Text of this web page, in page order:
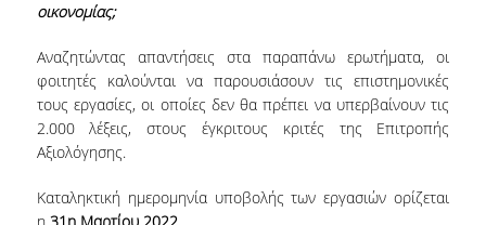
ACCREDITATION
EXTERNAL EVALUATION
οικονομίας;
Αναζητώντας απαντήσεις στα παραπάνω ερωτήματα, οι
φοιτητές καλούνται να παρουσιάσουν τις επιστημονικές
τους εργασίες, οι οποίες δεν θα πρέπει να υπερβαίνουν τις
2.000 λέξεις, στους έγκριτους κριτές της Επιτροπής
Αξιολόγησης.
Καταληκτική ημερομηνία υποβολής των εργασιών ορίζεται